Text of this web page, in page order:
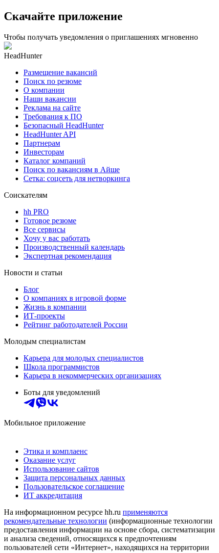
Скачайте приложение
Чтобы получать уведомления о приглашениях мгновенно
HeadHunter
Размещение вакансий
Поиск по резюме
О компании
Наши вакансии
Реклама на сайте
Требования к ПО
Безопасный HeadHunter
HeadHunter API
Партнерам
Инвесторам
Каталог компаний
Поиск по вакансиям в Айше
Сетка: соцсеть для нетворкинга
Соискателям
hh PRO
Готовое резюме
Все сервисы
Хочу у вас работать
Производственный календарь
Экспертная рекомендация
Новости и статьи
Блог
О компаниях в игровой форме
Жизнь в компании
ИТ-проекты
Рейтинг работодателей России
Молодым специалистам
Карьера для молодых специалистов
Школа программистов
Карьера в некоммерческих организациях
Боты для уведомлений
Мобильное приложение
Этика и комплаенс
Оказание услуг
Использование сайтов
Защита персональных данных
Пользовательское соглашение
ИТ аккредитация
На информационном ресурсе hh.ru применяются
рекомендательные технологии (информационные технологии
предоставления информации на основе сбора, систематизации
и анализа сведений, относящихся к предпочтениям
пользователей сети «Интернет», находящихся на территории